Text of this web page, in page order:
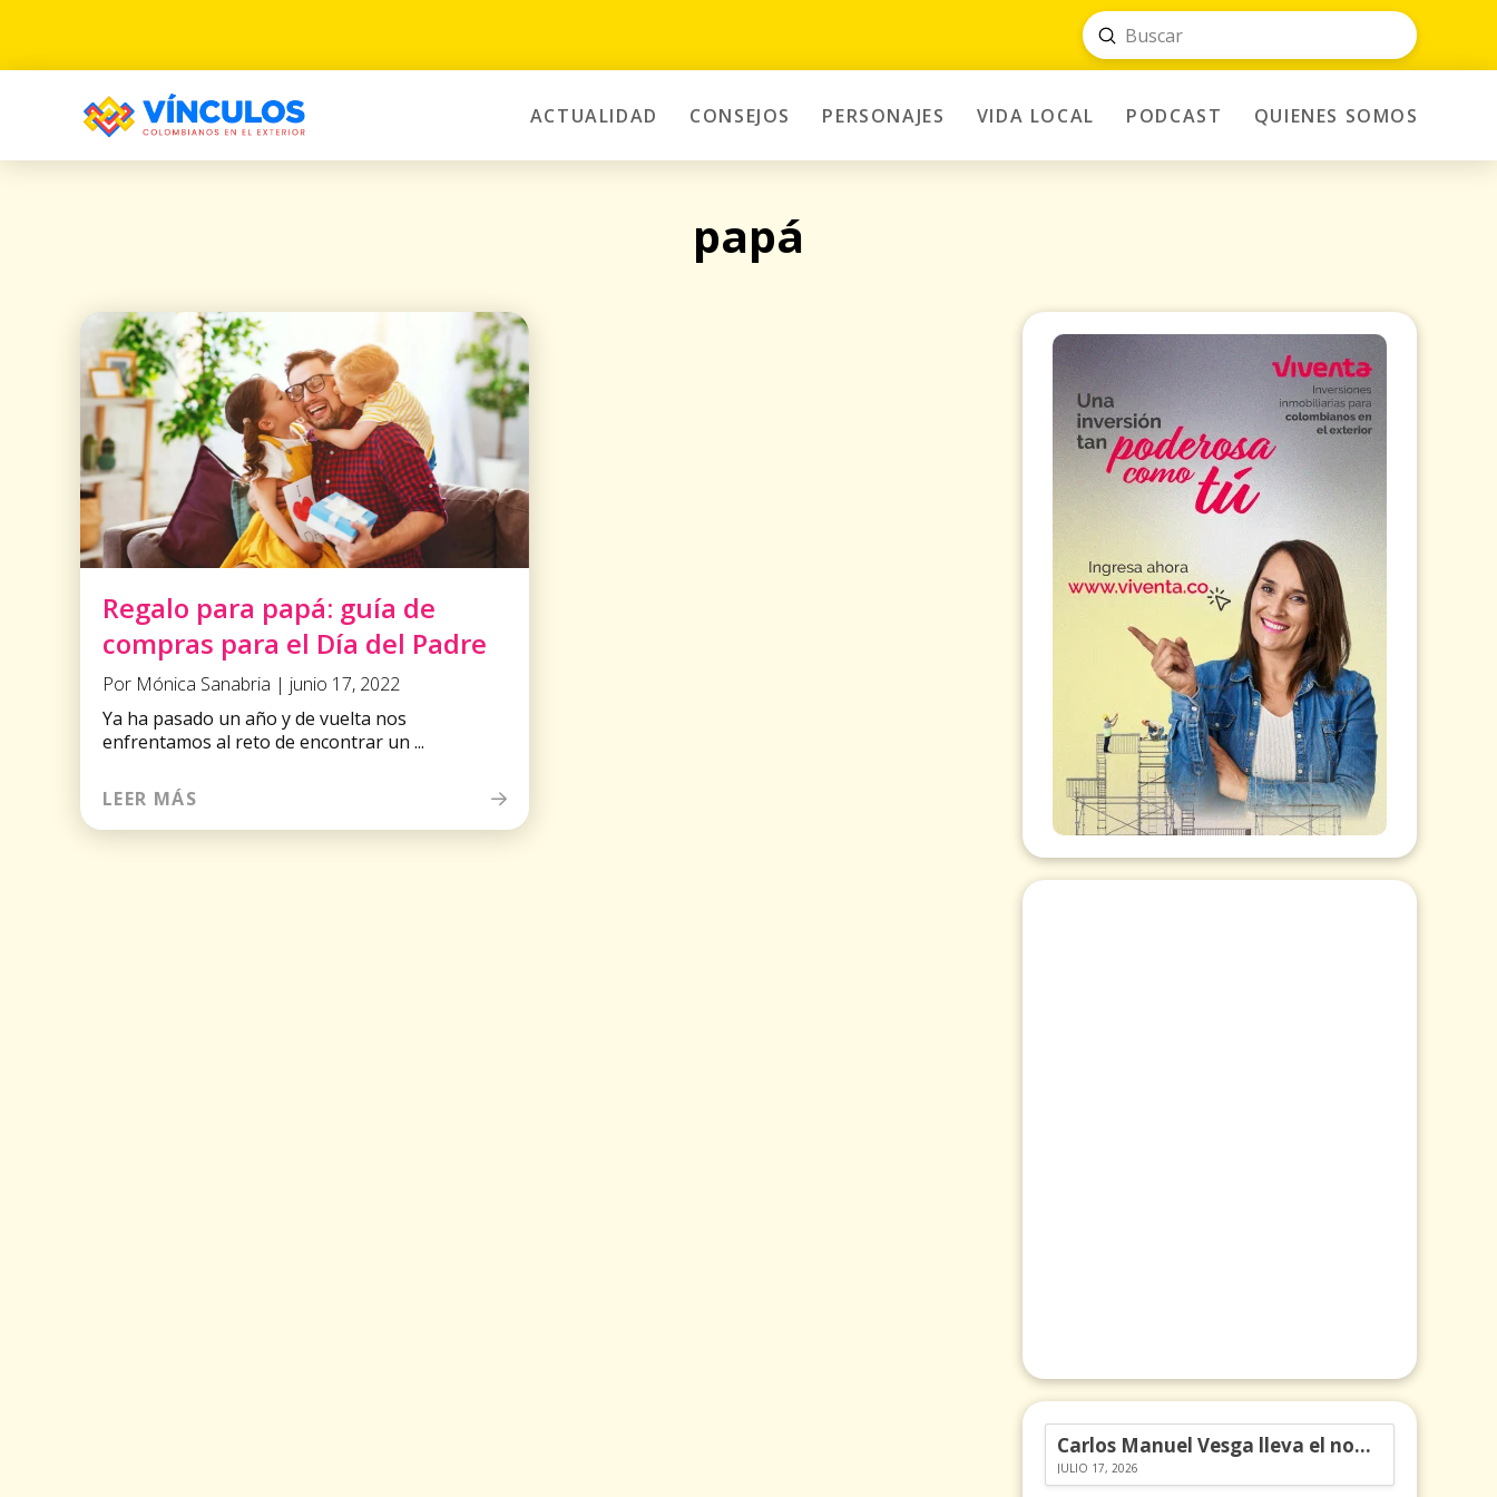
Search
Submit
ACTUALIDAD CONSEJOS PERSONAJES VIDA LOCAL PODCAST QUIENES SOMOS
papá
Regalo para papá: guía de
compras para el Día del Padre
Por Mónica Sanabria | junio 17, 2022
Ya ha pasado un año y de vuelta nos
enfrentamos al reto de encontrar un ...
LEER MÁS
Carlos Manuel Vesga lleva el nombre de Colombia a los Emmy
JULIO 17, 2026